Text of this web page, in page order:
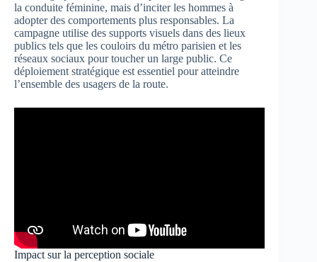
la conduite féminine, mais d’inciter les hommes à
adopter des comportements plus responsables. La
campagne utilise des supports visuels dans des lieux
publics tels que les couloirs du métro parisien et les
réseaux sociaux pour toucher un large public. Ce
déploiement stratégique est essentiel pour atteindre
l’ensemble des usagers de la route.
Impact sur la perception sociale